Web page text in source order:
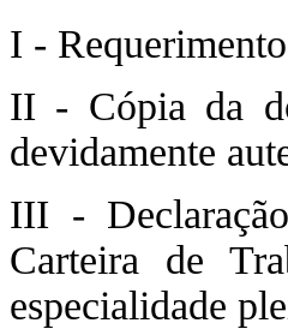
I -
II - Cópia da
devidamente
III -
Carteira de
especialidade